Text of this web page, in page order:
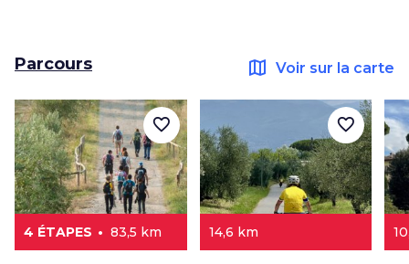
Parcours map Voir sur la carte
4 ÉTAPES 83,5 km
favorite_border
14,6 km
favorite_border